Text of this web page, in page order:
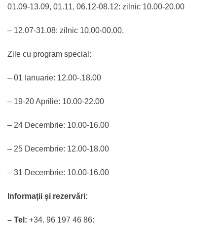
01.09-13.09, 01.11, 06.12-08.12: zilnic 10.00-20.00
– 12.07-31.08: zilnic 10.00-00.00.
Zile cu program special:
– 01 Ianuarie: 12.00-.18.00
– 19-20 Aprilie: 10.00-22.00
– 24 Decembrie: 10.00-16.00
– 25 Decembrie: 12.00-18.00
– 31 Decembrie: 10.00-16.00
Informații și rezervări:
– Tel: +34. 96 197 46 86: